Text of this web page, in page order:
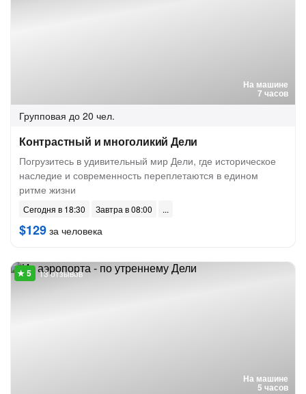
На машине
7 часов
Групповая до 20 чел.
Контрастный и многоликий Дели
Погрузитесь в удивительный мир Дели, где историческое
наследие и современность переплетаются в едином
ритме жизни
Сегодня в 18:30 Завтра в 08:00
$129 за человека
На машине
5 часов
13 отзывов